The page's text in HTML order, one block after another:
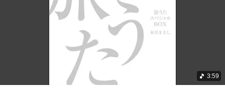
3:59